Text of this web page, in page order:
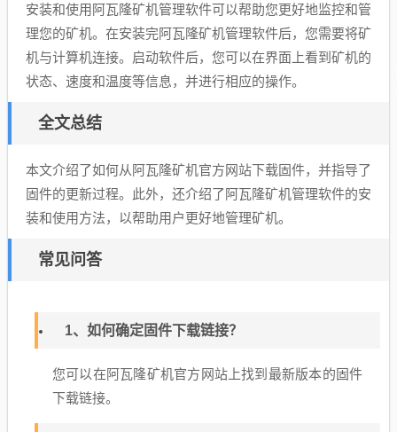
安装和使用阿瓦隆矿机管理软件可以帮助您更好地监控和管
理您的矿机。在安装完阿瓦隆矿机管理软件后，您需要将矿
机与计算机连接。启动软件后，您可以在界面上看到矿机的
状态、速度和温度等信息，并进行相应的操作。
全文总结
本文介绍了如何从阿瓦隆矿机官方网站下载固件，并指导了
固件的更新过程。此外，还介绍了阿瓦隆矿机管理软件的安
装和使用方法，以帮助用户更好地管理矿机。
常见问答
1、如何确定固件下载链接？
您可以在阿瓦隆矿机官方网站上找到最新版本的固件
下载链接。